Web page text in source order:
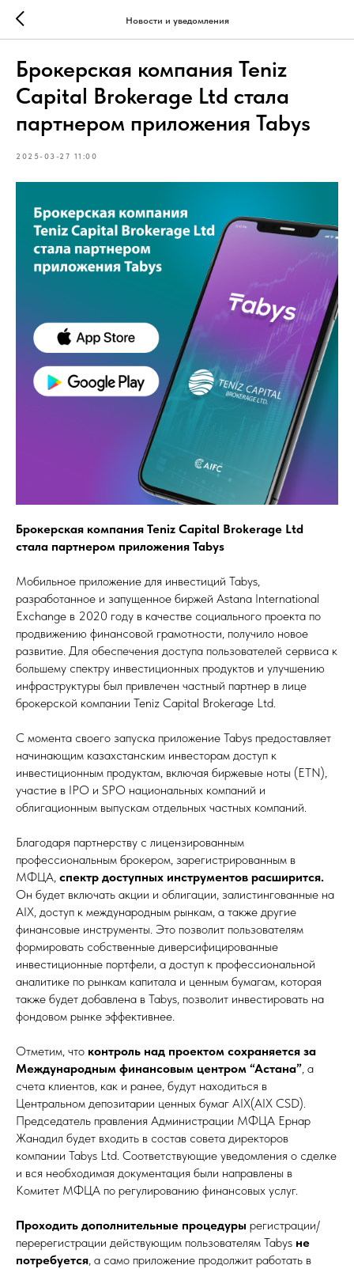
Новости и уведомления
Брокерская компания Teniz
Capital Brokerage Ltd стала
партнером приложения Tabys
2025-03-27 11:00
Брокерская компания Teniz Capital Brokerage Ltd
стала партнером приложения Tabys
Мобильное приложение для инвестиций Tabys,
разработанное и запущенное биржей Astana International
Exchange в 2020 году в качестве социального проекта по
продвижению финансовой грамотности, получило новое
развитие. Для обеспечения доступа пользователей сервиса к
большему спектру инвестиционных продуктов и улучшению
инфраструктуры был привлечен частный партнер в лице
брокерской компании Teniz Capital Brokerage Ltd.
С момента своего запуска приложение Tabys предоставляет
начинающим казахстанским инвесторам доступ к
инвестиционным продуктам, включая биржевые ноты (ETN),
участие в IPO и SPO национальных компаний и
облигационным выпускам отдельных частных компаний.
Благодаря партнерству с лицензированным
профессиональным брокером, зарегистрированным в
МФЦА, спектр доступных инструментов расширится.
Он будет включать акции и облигации, залистингованные на
AIX, доступ к международным рынкам, а также другие
финансовые инструменты. Это позволит пользователям
формировать собственные диверсифицированные
инвестиционные портфели, а доступ к профессиональной
аналитике по рынкам капитала и ценным бумагам, которая
также будет добавлена в Tabys, позволит инвестировать на
фондовом рынке эффективнее.
Отметим, что контроль над проектом сохраняется за
Международным финансовым центром “Астана”, а
счета клиентов, как и ранее, будут находиться в
Центральном депозитарии ценных бумаг AIX(AIX CSD).
Председатель правления Администрации МФЦА Ернар
Жанадил будет входить в состав cовета директоров
компании Tabys Ltd. Соответствующие уведомления о сделке
и вся необходимая документация были направлены в
Комитет МФЦА по регулированию финансовых услуг.
Проходить дополнительные процедуры регистрации/
перерегистрации действующим пользователям Tabys не
потребуется, а само приложение продолжит работать в